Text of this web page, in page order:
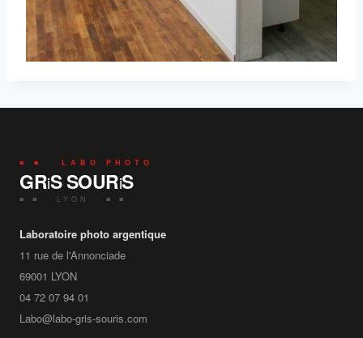
■ ■ LABO PHOTO
GRiS SOURiS
■ ■ LYON ■ ■
Laboratoire photo argentique
11 rue de l'Annonciade
69001 LYON
04 72 07 94 01
Labo@labo-gris-souris.com